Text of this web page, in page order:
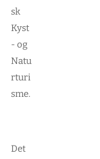
sk
Kyst
- og
Natu
rturi
sme.
Det